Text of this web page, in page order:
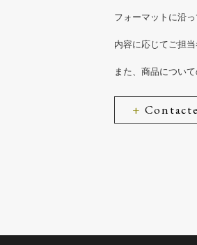
フォーマットに沿っ
内容に応じてご担
また、商品につい